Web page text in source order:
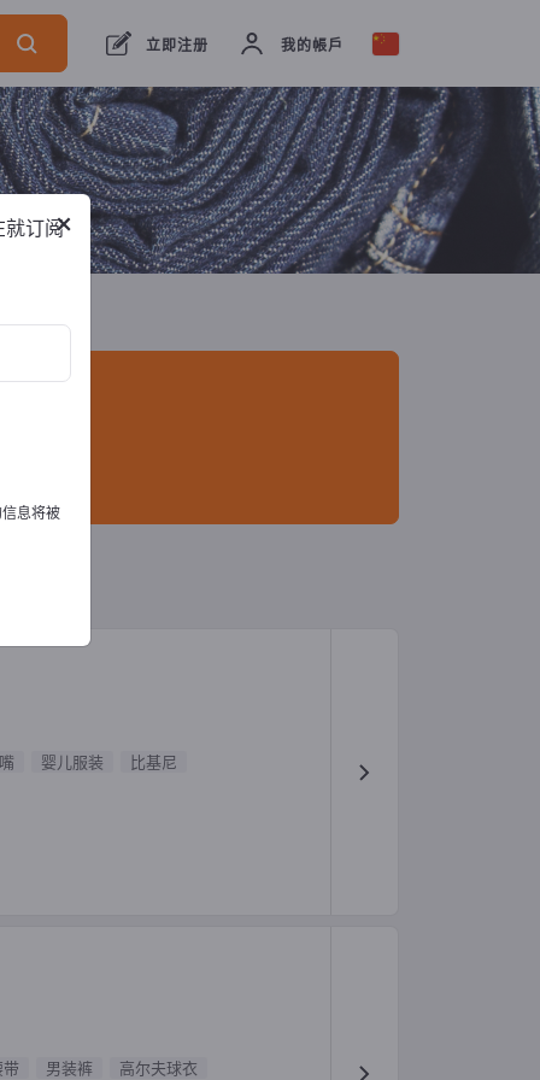
立即注册 我的帳戶
出口商10 制造商
婴儿服装 比基尼
带 男装裤 高尔夫球衣
×
就订阅
息将被